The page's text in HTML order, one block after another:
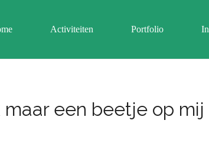
Activiteiten Portfolio
maar een beetje op mij